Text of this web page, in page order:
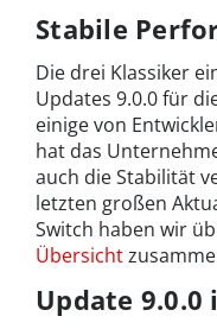
Stabile
Die drei Klassiker
Updates 9.0.0 für
einige von
hat das
auch die Stabilität
letzten großen
Switch haben wir
Übersicht
Update